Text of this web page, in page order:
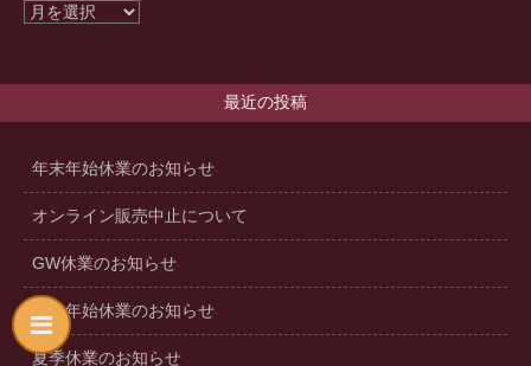
最近の投稿
年末年始休業のお知らせ
オンライン販売中止について
GW休業のお知らせ
年末年始休業のお知らせ
夏季休業のお知らせ